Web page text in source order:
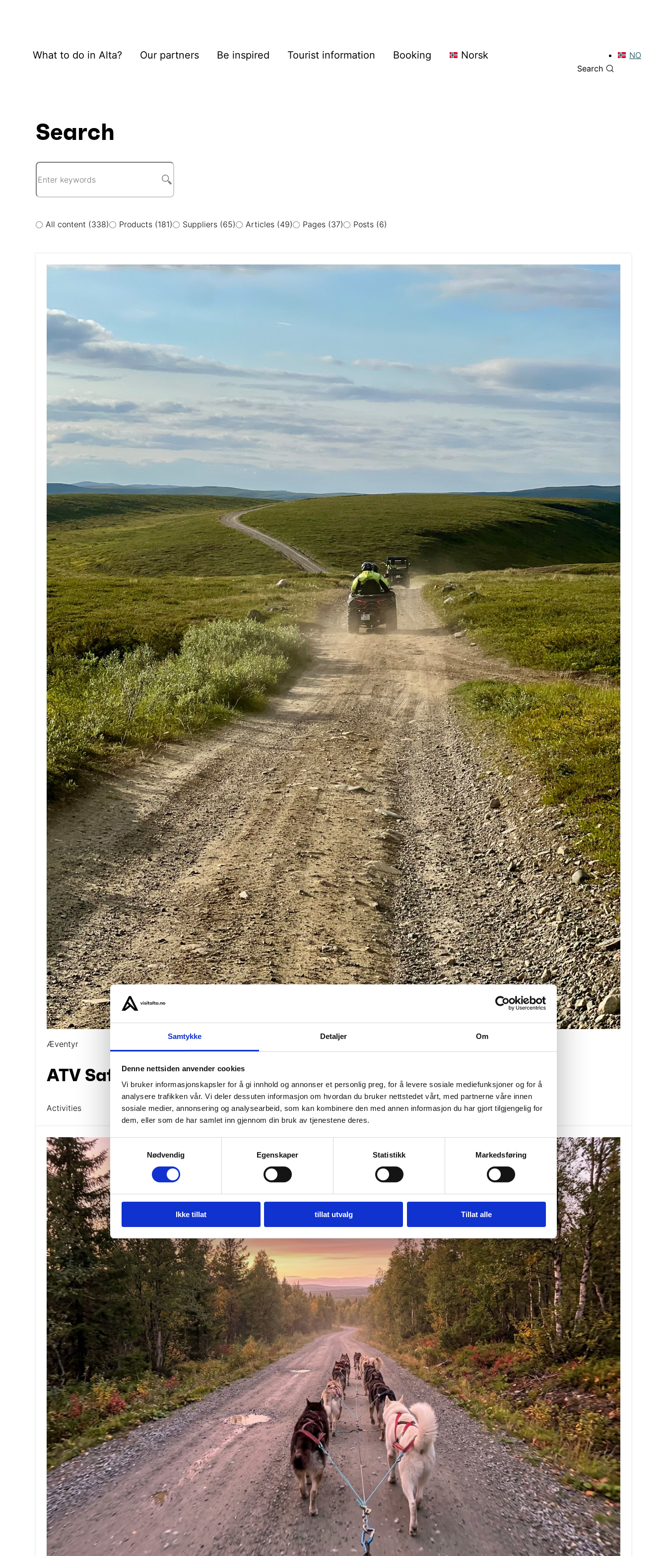
Samtykke Detaljer Om
Denne nettsiden anvender cookies
Vi bruker informasjonskapsler for å gi innhold og annonser et personlig preg, for å levere sosiale mediefunksjoner og for å
analysere trafikken vår. Vi deler dessuten informasjon om hvordan du bruker nettstedet vårt, med partnerne våre innen
sosiale medier, annonsering og analysearbeid, som kan kombinere den med annen informasjon du har gjort tilgjengelig for
dem, eller som de har samlet inn gjennom din bruk av tjenestene deres.
Nødvendig
Egenskaper Statistikk Markedsføring
Ikke tillat tillat utvalg Tillat alle
What to do in Alta? Our partners Be inspired Tourist information Booking Norsk
Search
NO
Search
All content (338) Products (181) Suppliers (65) Articles (49) Pages (37) Posts (6)
Æventyr
ATV Safari – Finnmarksvidda
Activities